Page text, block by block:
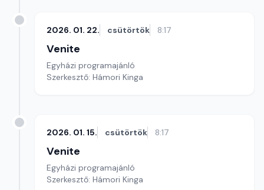
2026. 01. 22. csütörtök 8:17
Venite
Egyházi programajánló
Szerkesztő: Hámori Kinga
2026. 01. 15. csütörtök 8:17
Venite
Egyházi programajánló
Szerkesztő: Hámori Kinga